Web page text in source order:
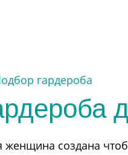
Классик
гардероба
женщина создана